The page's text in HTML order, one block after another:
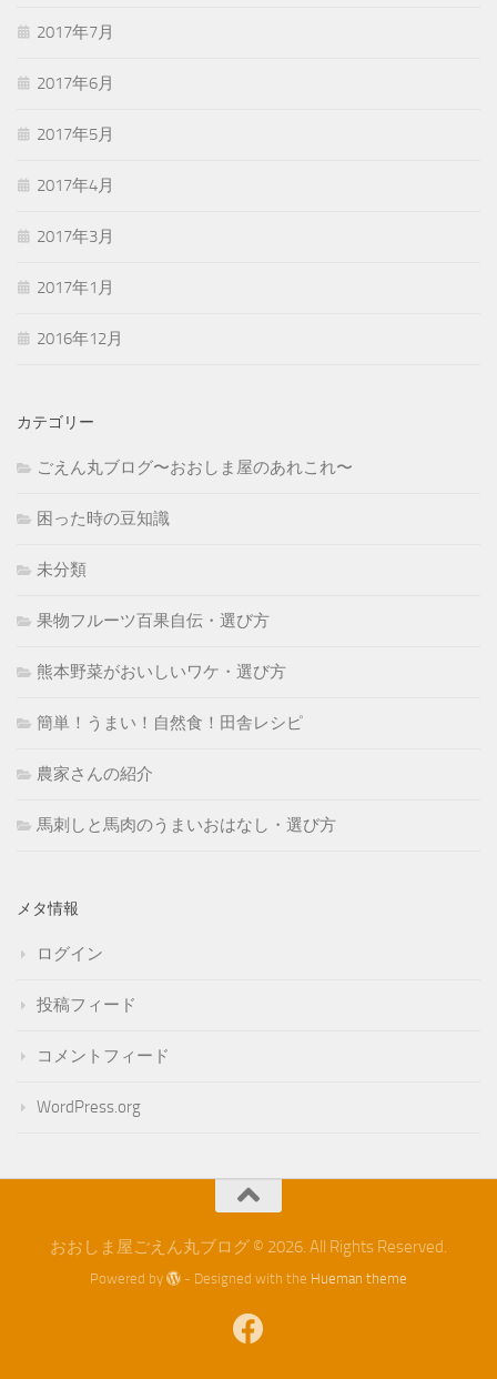
2017年7月
2017年6月
2017年5月
2017年4月
2017年3月
2017年1月
2016年12月
カテゴリー
ごえん丸ブログ〜おおしま屋のあれこれ〜
困った時の豆知識
未分類
果物フルーツ百果自伝・選び方
熊本野菜がおいしいワケ・選び方
簡単！うまい！自然食！田舎レシピ
農家さんの紹介
馬刺しと馬肉のうまいおはなし・選び方
メタ情報
ログイン
投稿フィード
コメントフィード
WordPress.org
おおしま屋ごえん丸ブログ © 2026. All Rights Reserved.
Powered by - Designed with the Hueman theme